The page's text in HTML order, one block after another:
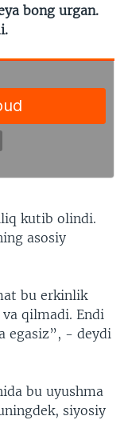
bong urgan.
kutib olindi.
asosiy
bu erkinlik
qilmadi. Endi
egasiz”, - deydi
bu uyushma
siyosiy